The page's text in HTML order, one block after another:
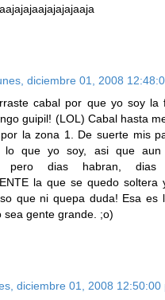
diciembre 01, 2008
cabal por que yo soy la
guipil! (LOL) Cabal hasta
la zona 1. De suerte mis
lo que yo soy, asi que
pero dias habran,
la que se quedo
que ni quepa duda! Esa es
sea gente grande. ;o)
diciembre 01, 2008 12:50:00